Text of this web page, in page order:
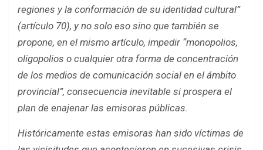
regiones y la conformación de su identidad cultural”
(artículo 70), y no solo eso sino que también se
propone, en el mismo artículo, impedir “monopolios,
oligopolios o cualquier otra forma de concentración
de los medios de comunicación social en el ámbito
provincial”, consecuencia inevitable si prospera el
plan de enajenar las emisoras públicas.
Históricamente estas emisoras han sido víctimas de